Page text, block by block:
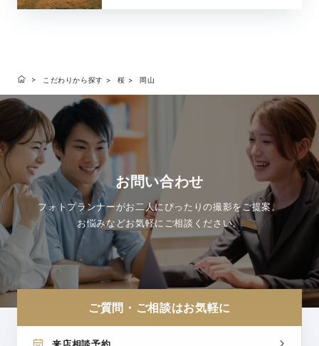
こだわりから探す 桜 岡山
お問い合わせ
フォトプランナーがお二人にぴったりの撮影をご提案。
お悩みなどお気軽にご相談ください。
ご質問・ご相談はお気軽に
来店相談予約